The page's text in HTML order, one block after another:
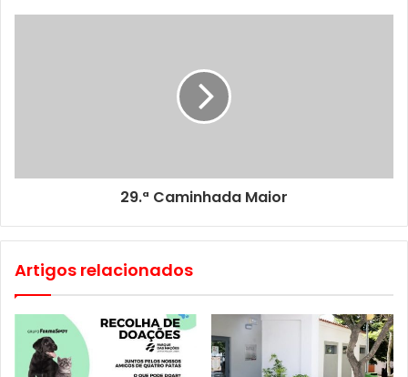
29.ª Caminhada Maior
Artigos relacionados